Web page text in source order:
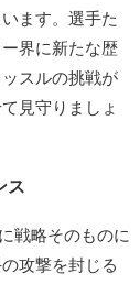
ます。選手た
界に新たな歴
スルの挑戦が
見守りましょ
ス
戦略そのものに
攻撃を封じる